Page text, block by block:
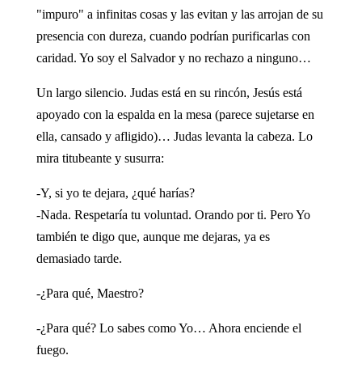
"impuro" a infinitas cosas y las evitan y las arrojan de su
presencia con dureza, cuando podrían purificarlas con
caridad. Yo soy el Salvador y no rechazo a ninguno…
Un largo silencio. Judas está en su rincón, Jesús está
apoyado con la espalda en la mesa (parece sujetarse en
ella, cansado y afligido)… Judas levanta la cabeza. Lo
mira titubeante y susurra:
-Y, si yo te dejara, ¿qué harías?
-Nada. Respetaría tu voluntad. Orando por ti. Pero Yo
también te digo que, aunque me dejaras, ya es
demasiado tarde.
-¿Para qué, Maestro?
-¿Para qué? Lo sabes como Yo… Ahora enciende el
fuego.